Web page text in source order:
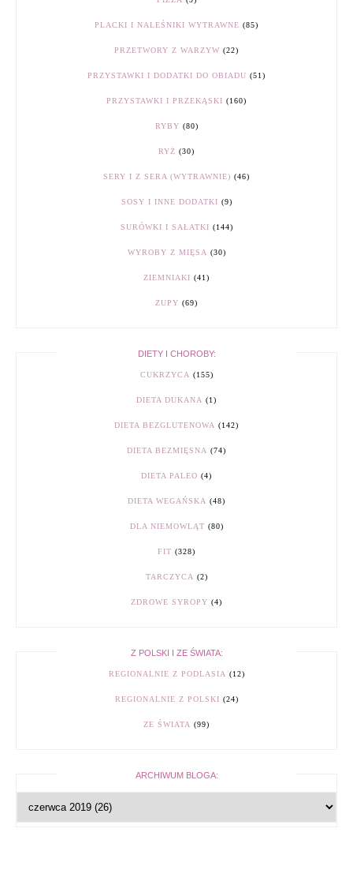
PLACKI I NALEŚNIKI WYTRAWNE (85)
PRZETWORY Z WARZYW (22)
PRZYSTAWKI I DODATKI DO OBIADU (51)
PRZYSTAWKI I PRZEKĄSKI (160)
RYBY (80)
RYŻ (30)
SERY I Z SERA (WYTRAWNIE) (46)
SOSY I INNE DODATKI (9)
SURÓWKI I SAŁATKI (144)
WYROBY Z MIĘSA (30)
ZIEMNIAKI (41)
ZUPY (69)
DIETY I CHOROBY:
CUKRZYCA (155)
DIETA DUKANA (1)
DIETA BEZGLUTENOWA (142)
DIETA BEZMIĘSNA (74)
DIETA PALEO (4)
DIETA WEGAŃSKA (48)
DLA NIEMOWLĄT (80)
FIT (328)
TARCZYCA (2)
ZDROWE SYROPY (4)
Z POLSKI I ZE ŚWIATA:
REGIONALNIE Z PODLASIA (12)
REGIONALNIE Z POLSKI (24)
ZE ŚWIATA (99)
ARCHIWUM BLOGA: